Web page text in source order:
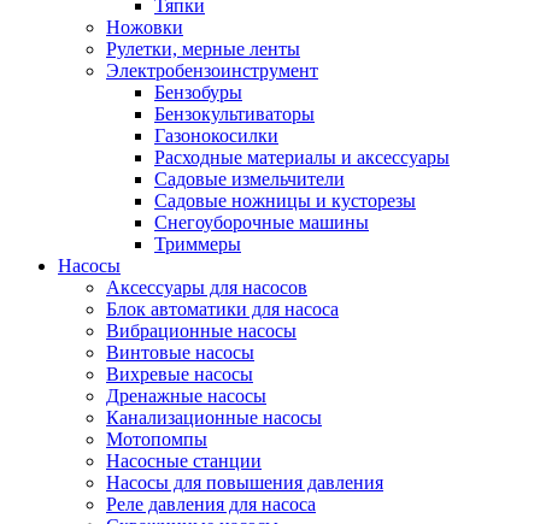
Тяпки
Ножовки
Рулетки, мерные ленты
Электробензоинструмент
Бензобуры
Бензокультиваторы
Газонокосилки
Расходные материалы и аксессуары
Садовые измельчители
Садовые ножницы и кусторезы
Снегоуборочные машины
Триммеры
Насосы
Аксессуары для насосов
Блок автоматики для насоса
Вибрационные насосы
Винтовые насосы
Вихревые насосы
Дренажные насосы
Канализационные насосы
Мотопомпы
Насосные станции
Насосы для повышения давления
Реле давления для насоса